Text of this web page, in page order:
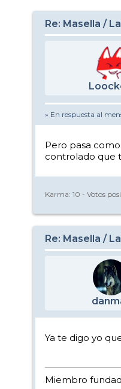
Re: Masella /
» En respuesta al
Pero pasa
controlado que
Karma: 10 - Votos
Re: Masella /
Ya te digo yo
Miembro